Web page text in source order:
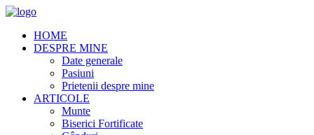
HOME
DESPRE MINE
Date generale
Pasiuni
Prietenii despre mine
ARTICOLE
Munte
Biserici Fortificate